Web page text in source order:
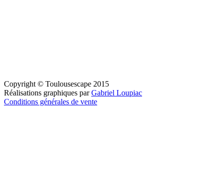
Copyright © Toulousescape 2015
Réalisations graphiques parGabriel Loupiac
Conditions générales de vente